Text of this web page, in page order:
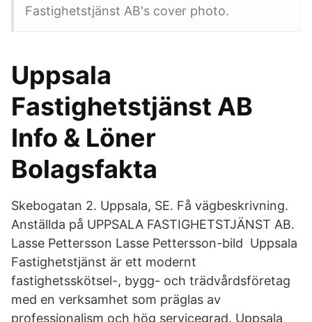
Fastighetstjänst AB's cover photo.
Uppsala
Fastighetstjänst AB
Info & Löner
Bolagsfakta
Skebogatan 2. Uppsala, SE. Få vägbeskrivning.
Anställda på UPPSALA FASTIGHETSTJÄNST AB.
Lasse Pettersson Lasse Pettersson-bild Uppsala
Fastighetstjänst är ett modernt
fastighetsskötsel-, bygg- och trädvårdsföretag
med en verksamhet som präglas av
professionalism och hög servicegrad. Uppsala